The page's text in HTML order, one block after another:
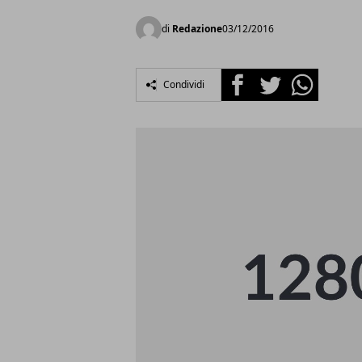
di Redazione03/12/2016
Condividi FacebookTwitterWhatsapp